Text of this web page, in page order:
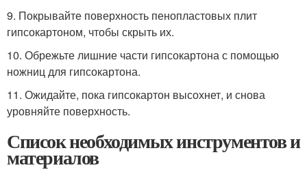
9. Покрывайте поверхность пенопластовых плит
гипсокартоном, чтобы скрыть их.
10. Обрежьте лишние части гипсокартона с помощью
ножниц для гипсокартона.
11. Ожидайте, пока гипсокартон высохнет, и снова
уровняйте поверхность.
Список необходимых инструментов и
материалов